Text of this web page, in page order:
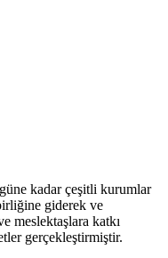
kadar çeşitli kurumlar
giderek ve
meslektaşlara katkı
gerçekleştirmiştir.